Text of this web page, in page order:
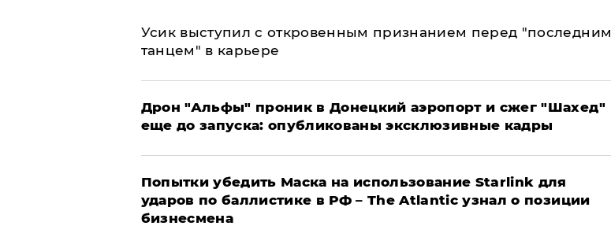
Усик выступил с откровенным признанием перед "последним
танцем" в карьере
Дрон "Альфы" проник в Донецкий аэропорт и сжег "Шахед"
еще до запуска: опубликованы эксклюзивные кадры
Попытки убедить Маска на использование Starlink для
ударов по баллистике в РФ – The Atlantic узнал о позиции
бизнесмена